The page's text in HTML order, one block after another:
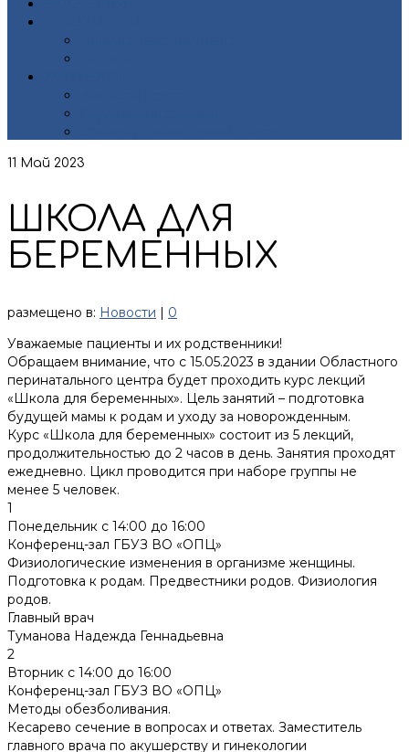
11 Май 2023
ШКОЛА ДЛЯ
БЕРЕМЕННЫХ
размещено в: Новости | 0
Уважаемые пациенты и их родственники!
Обращаем внимание, что с 15.05.2023 в здании Областного
перинатального центра будет проходить курс лекций
«Школа для беременных». Цель занятий – подготовка
будущей мамы к родам и уходу за новорожденным.
Курс «Школа для беременных» состоит из 5 лекций,
продолжительностью до 2 часов в день. Занятия проходят
ежедневно. Цикл проводится при наборе группы не
менее 5 человек.
1
Понедельник с 14:00 до 16:00
Конференц-зал ГБУЗ ВО «ОПЦ»
Физиологические изменения в организме женщины.
Подготовка к родам. Предвестники родов. Физиология
родов.
Главный врач
Туманова Надежда Геннадьевна
2
Вторник с 14:00 до 16:00
Конференц-зал ГБУЗ ВО «ОПЦ»
Методы обезболивания.
Кесарево сечение в вопросах и ответах. Заместитель
главного врача по акушерству и гинекологии